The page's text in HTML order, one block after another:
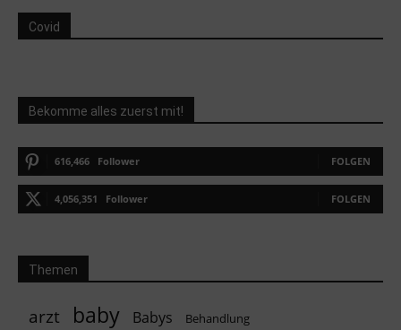
Covid
Bekomme alles zuerst mit!
616,466 Follower FOLGEN
4,056,351 Follower FOLGEN
Themen
arzt baby Babys Behandlung